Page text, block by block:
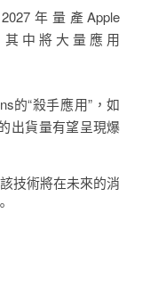
年量產Apple
其中將大量應用
的“殺手應用”，如
出貨量有望呈現爆
技術將在未來的消